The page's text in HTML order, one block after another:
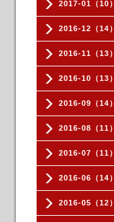
2017-01（10）
2016-12（14）
2016-11（13）
2016-10（13）
2016-09（14）
2016-08（11）
2016-07（11）
2016-06（14）
2016-05（12）